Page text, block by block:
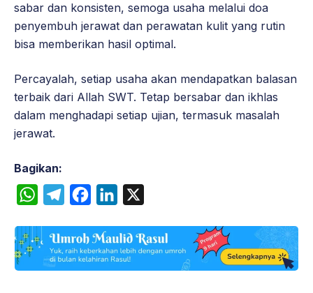
sabar dan konsisten, semoga usaha melalui doa
penyembuh jerawat dan perawatan kulit yang rutin
bisa memberikan hasil optimal.
Percayalah, setiap usaha akan mendapatkan balasan
terbaik dari Allah SWT. Tetap bersabar dan ikhlas
dalam menghadapi setiap ujian, termasuk masalah
jerawat.
Bagikan:
W
a
l
e
c
e
n
k